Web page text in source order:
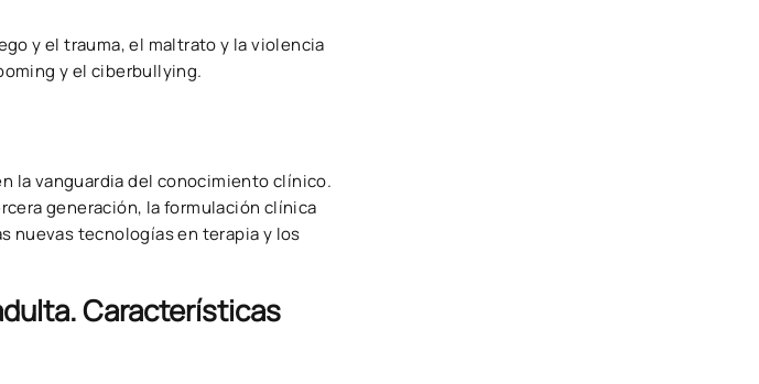
y el trauma, el maltrato y la violencia
y el ciberbullying.
la vanguardia del conocimiento clínico.
generación, la formulación clínica
nuevas tecnologías en terapia y los
Características